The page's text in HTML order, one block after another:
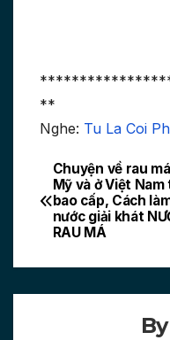
**
Nghe: Tu La Coi
Post
Chuyện về rau
Mỹ và ở Việt Nam
bao cấp, Cách
nước giải khát
RAU MÁ